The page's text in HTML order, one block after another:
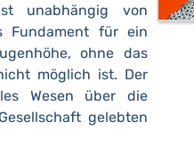
unabhängig von
Fundament für ein
ohne das
möglich ist. Der
Wesen über die
gelebten